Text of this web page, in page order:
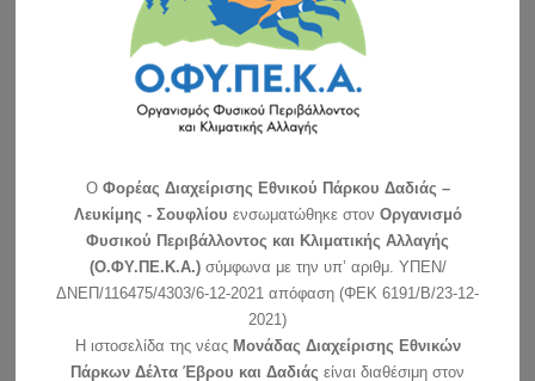
ΧΑΡΤΗΣ ΠΡΟΒΛΕΨΗΣ ΚΙΝΔΥΝΟΥ
Λειτουργία Κέντρου Ενημέρωσης – Μέτρα
Προστασίας
Δείτε τα Πρακτικά συνεδριάσεων ΔΣ εδώ
O Φορέας Διαχείρισης Εθνικού Πάρκου Δαδιάς –
Λευκίμης - Σουφλίου ενσωματώθηκε στον Οργανισμό
Φυσικού Περιβάλλοντος και Κλιματικής Αλλαγής
(Ο.ΦΥ.ΠΕ.Κ.Α.)σύμφωνα με την υπ’ αριθμ. ΥΠΕΝ/
ΔΝΕΠ/116475/4303/6-12-2021 απόφαση (ΦΕΚ 6191/Β/23-12-
2021)
Η ιστοσελίδα της νέας Μονάδας Διαχείρισης Εθνικών
Πάρκων Δέλτα Έβρου και Δαδιάς είναι διαθέσιμη στον